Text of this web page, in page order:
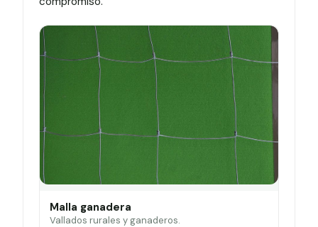
Malla ganadera
Vallados rurales y ganaderos.